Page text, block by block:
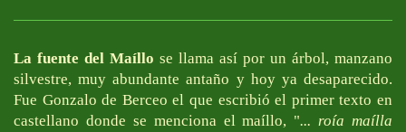
La fuente del Maíllo se llama así por un árbol, manzano
silvestre, muy abundante antaño y hoy ya desaparecido.
Fue Gonzalo de Berceo el que escribió el primer texto en
castellano donde se menciona el maíllo, "... roía maílla